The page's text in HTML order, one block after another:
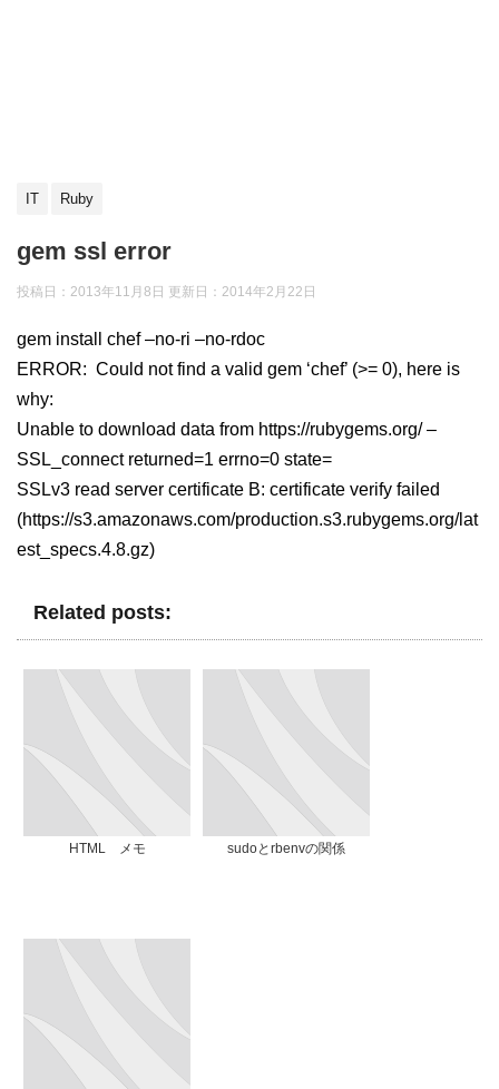
IT Ruby
gem ssl error
投稿日：2013年11月8日 更新日： 2014年2月22日
gem install chef –no-ri –no-rdoc
ERROR: Could not find a valid gem ‘chef’ (>= 0), here is
why:
Unable to download data from https://rubygems.org/ –
SSL_connect returned=1 errno=0 state=
SSLv3 read server certificate B: certificate verify failed
(https://s3.amazonaws.com/production.s3.rubygems.org/lat
est_specs.4.8.gz)
Related posts:
HTML メモ sudoとrbenvの関係